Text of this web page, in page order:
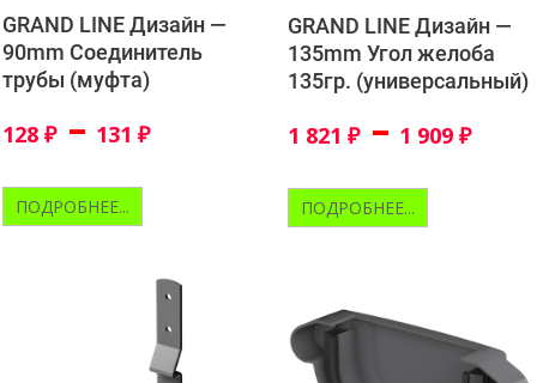
GRAND LINE Дизайн —
90mm Соединитель
трубы (муфта)
128 ₽ – 131 ₽
ПОДРОБНЕЕ...
GRAND LINE Дизайн —
135mm Угол желоба
135гр. (универсальный)
1 821 ₽ – 1 909 ₽
ПОДРОБНЕЕ...